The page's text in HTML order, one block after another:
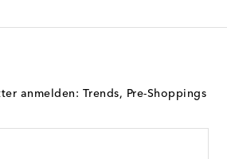
anmelden: Trends, Pre-Shoppings